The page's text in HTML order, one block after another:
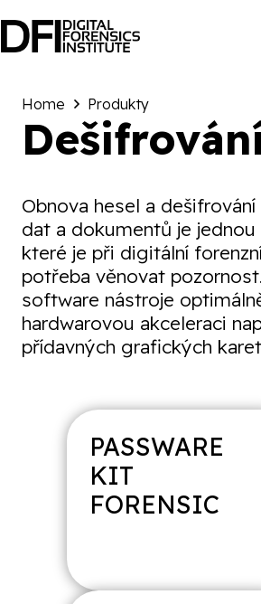
Home Produkty
Obnova hesel a
dat a dokumentů je jednou
které je při digitální
potřeba věnovat
software nástroje
hardwarovou akceleraci
přídavných grafických
PASSWARE
KIT
FORENSIC